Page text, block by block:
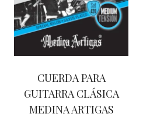
CUERDA PARA
GUITARRA CLÁSICA
MEDINA ARTIGAS